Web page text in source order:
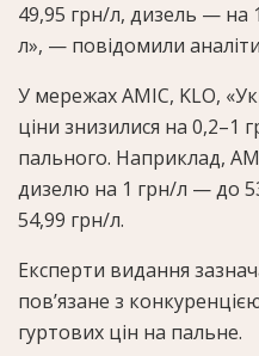
49,95 грн/л, дизель — на
л», — повідомили
У мережах AMIC, KLO,
ціни знизилися на 0,2–1
пального. Наприклад,
дизелю на 1 грн/л — до
54,99 грн/л.
Експерти видання
пов’язане з
гуртових цін на пальне.